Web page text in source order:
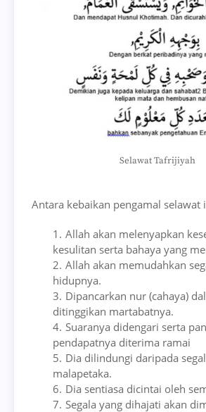
Selawat Tafrijiyah
Antara kebaikan pengamal selawat
Allah akan melenyapkan
kesulitan serta bahaya yang
Allah akan memudahkan
hidupnya.
Dipancarkan nur (cahaya)
ditinggikan martabatnya.
Suaranya didengari serta
pendapatnya diterima ramai
Dia dilindungi daripada
malapetaka.
Dia sentiasa dicintai oleh
Segala yang dihajati akan